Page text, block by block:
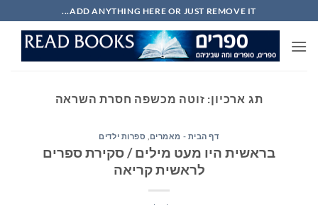
to
content
ADD ANYTHING HERE OR JUST REMOVE IT...
תג ארכיון: זוטה מכשפה חסרת השראה
דף הבית - מאמרים ספרות ילדים
בראשית היו מעט מילים / סקירת ספרים
לראשית קריאה